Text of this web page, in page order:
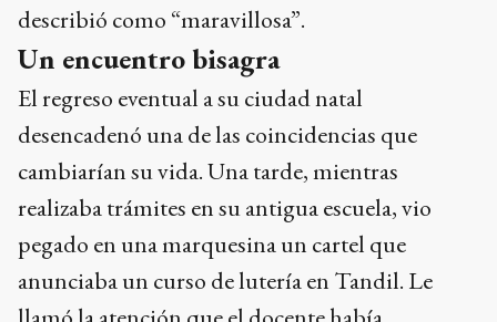
describió como “maravillosa”.
Un encuentro bisagra
El regreso eventual a su ciudad natal
desencadenó una de las coincidencias que
cambiarían su vida. Una tarde, mientras
realizaba trámites en su antigua escuela, vio
pegado en una marquesina un cartel que
anunciaba un curso de lutería en Tandil. Le